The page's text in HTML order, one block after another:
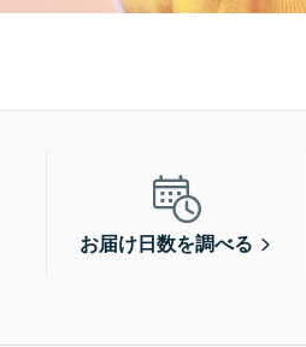
お届け日数を調べる